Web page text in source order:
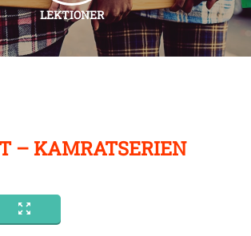
LEKTIONER
– KAMRATSERIEN